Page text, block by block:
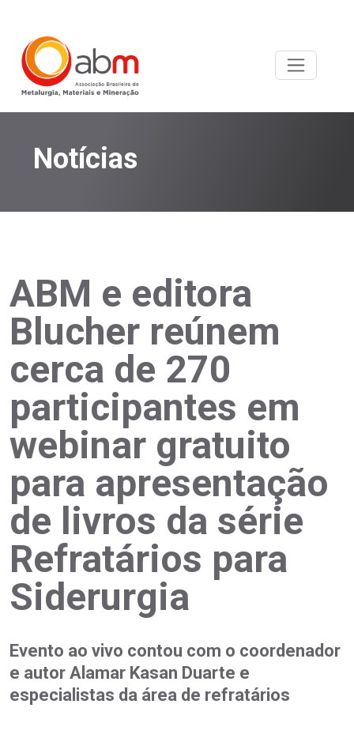
Notícias
ABM e editora
Blucher reúnem
cerca de 270
participantes em
webinar gratuito
para apresentação
de livros da série
Refratários para
Siderurgia
Evento ao vivo contou com o coordenador
e autor Alamar Kasan Duarte e
especialistas da área de refratários